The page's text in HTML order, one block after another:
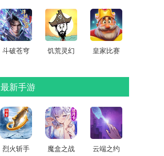
MOD菜单
版
斗破苍穹
饥荒灵幻
皇家比赛
破解版
最新手游
烈火斩手
魔盒之战
云端之约